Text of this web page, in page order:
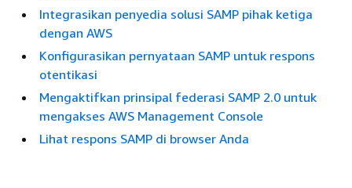
Integrasikan penyedia solusi SAMP pihak ketiga
dengan AWS
Konfigurasikan pernyataan SAMP untuk respons
otentikasi
Mengaktifkan prinsipal federasi SAMP 2.0 untuk
mengakses AWS Management Console
Lihat respons SAMP di browser Anda